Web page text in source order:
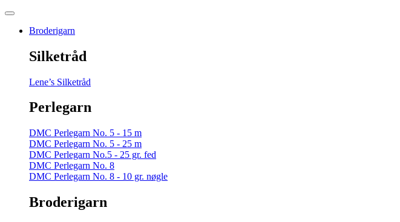
Broderigarn
Silketråd
Lene’s Silketråd
Perlegarn
DMC Perlegarn No. 5 - 15 m
DMC Perlegarn No. 5 - 25 m
DMC Perlegarn No.5 - 25 gr. fed
DMC Perlegarn No. 8
DMC Perlegarn No. 8 - 10 gr. nøgle
Broderigarn